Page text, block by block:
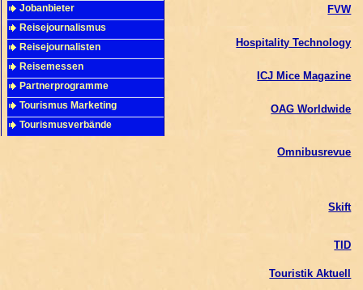
Jobanbieter
Reisejournalismus
Reisejournalisten
Reisemessen
Partnerprogramme
Tourismus Marketing
Tourismusverbände
FVW
Hospitality Technology
ICJ Mice Magazine
OAG Worldwide
Omnibusrevue
Skift
TID
Touristik Aktuell